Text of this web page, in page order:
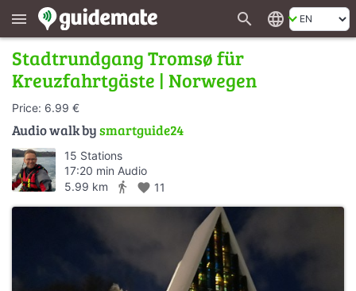
menu search language
Stadtrundgang Tromsø für
Kreuzfahrtgäste | Norwegen
Price: 6.99 €
Audio walk bysmartguide24
15 Stations
17:20 min Audio
5.99 km
directions_walk favorite 11